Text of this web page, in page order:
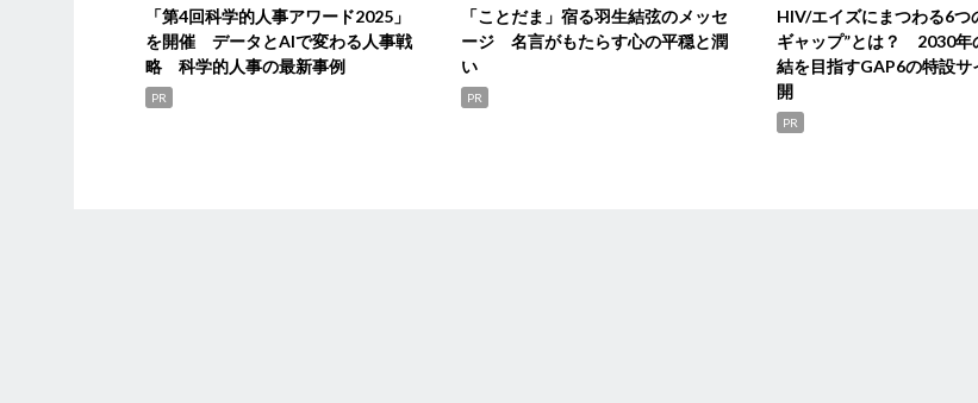
「第4回科学的人事アワード2025」
を開催 データとAIで変わる人事戦
略 科学的人事の最新事例
PR
「ことだま」宿る羽生結弦のメッセ
ージ 名言がもたらす心の平穏と潤
い
PR
HIV/エイズにまつわる6つ
ギャップ”とは？ 2030年
結を目指すGAP6の特設サ
開
PR